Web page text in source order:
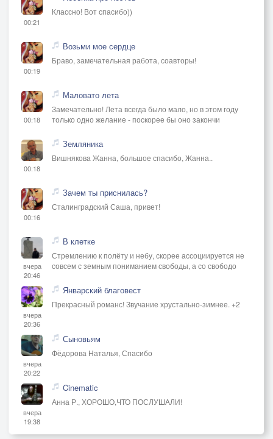
Чай, пирог, рисунки дочки,
И горилка в пузыречке.
00:21
Классно! Вот спасибо))
00:19
Возьми мое сердце
Браво, замечательная работа, соавторы!
00:18
Маловато лета
Замечательно! Лета всегда было мало, но в этом году
только одно желание - поскорее бы оно закончи
00:18
Земляника
Вишнякова Жанна, большое спасибо, Жанна..
00:16
Зачем ты приснилась?
Сталинградский Саша, привет!
вчера
20:46
В клетке
Стремлению к полёту и небу, скорее ассоциируется не
совсем с земным пониманием свободы, а со свободо
вчера
20:36
Январский благовест
Прекрасный романс! Звучание хрустально-зимнее. +2
вчера
20:22
Сыновьям
Фёдорова Наталья, Спасибо
вчера
19:38
Cinematic
Анна Р., ХОРОШО,ЧТО ПОСЛУШАЛИ!